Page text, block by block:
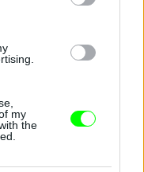
my
the